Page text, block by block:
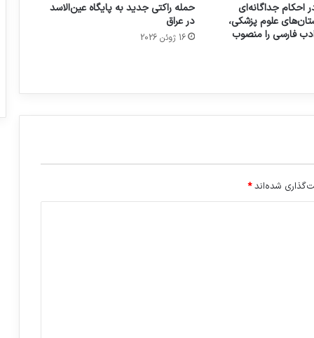
احکام جداگانه‌ای
علوم پزشکی،
فارسی را منصوب
حمله راکتی جدید به پایگاه عین‌الاسد
در عراق
16 ژوئن 2026
شده‌اند*